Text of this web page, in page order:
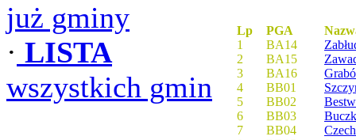
już gminy
· LISTA
wszystkich gmin
Lp PGA
1
BA14
2
BA15
3
BA16
4
BB01
5
BB02
6
BB03
7
BB04